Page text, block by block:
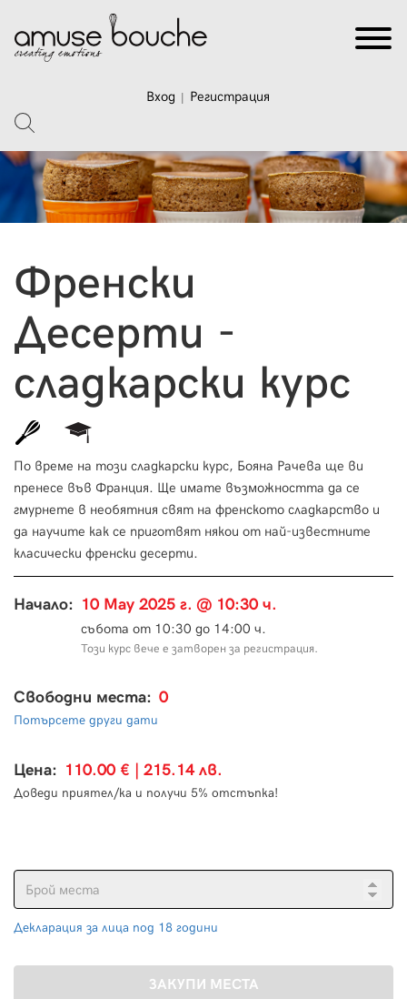
Вход Регистрация
Френски
Десерти -
сладкарски курс
По време на този сладкарски курс, Бояна Рачева ще ви
пренесе във Франция. Ще имате възможността да се
гмурнете в необятния свят на френското сладкарство и
да научите как се приготвят някои от най-известните
класически френски десерти.
Начало: 10 May 2025 г. @ 10:30 ч.
събота от 10:30 до 14:00 ч.
Този курс вече е затворен за регистрация.
Свободни места: 0
Потърсете други дати
Цена: 110.00 € | 215.14 лв.
Доведи приятел/ка и получи 5% отстъпка!
Декларация за лица под 18 години